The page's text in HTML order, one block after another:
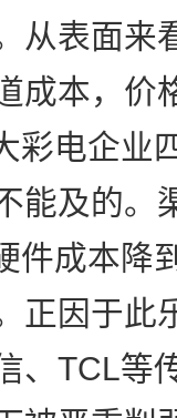
从表面来
成本，价
彩电企业
能及的。
件成本降
正因于此
、TCL等